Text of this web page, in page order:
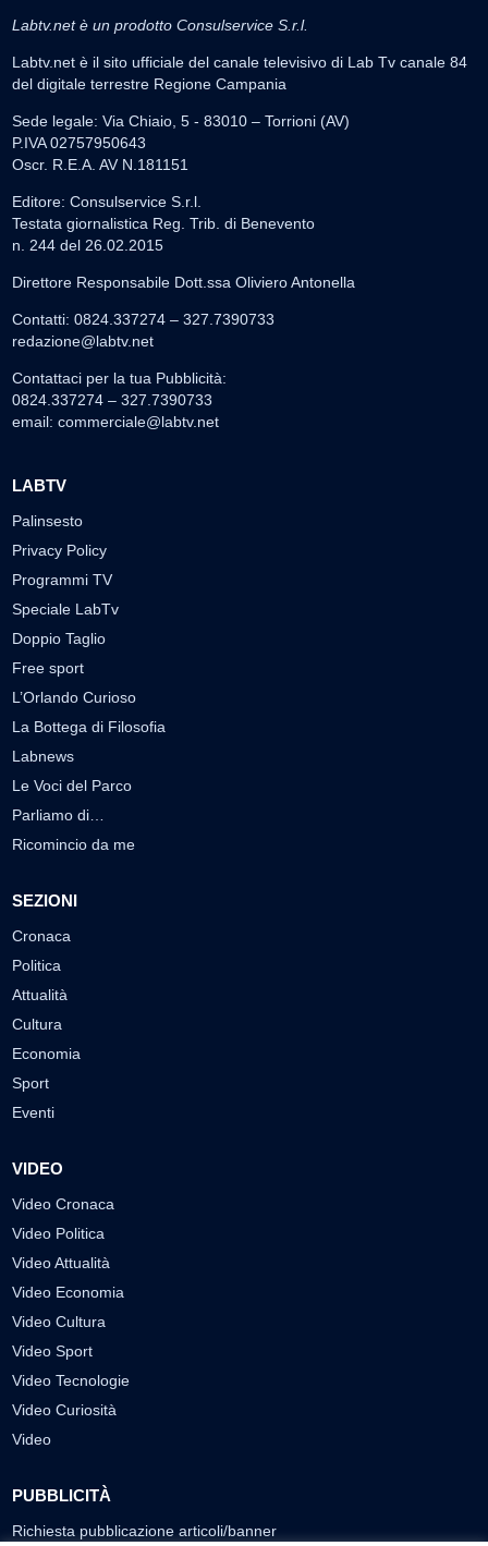
Labtv.net è un prodotto Consulservice S.r.l.
Labtv.net è il sito ufficiale del canale televisivo di Lab Tv canale 84
del digitale terrestre Regione Campania
Sede legale: Via Chiaio, 5 - 83010 – Torrioni (AV)
P.IVA 02757950643
Oscr. R.E.A. AV N.181151
Editore: Consulservice S.r.l.
Testata giornalistica Reg. Trib. di Benevento
n. 244 del 26.02.2015
Direttore Responsabile Dott.ssa Oliviero Antonella
Contatti: 0824.337274 – 327.7390733
redazione@labtv.net
Contattaci per la tua Pubblicità:
0824.337274 – 327.7390733
email: commerciale@labtv.net
LABTV
Palinsesto
Privacy Policy
Programmi TV
Speciale LabTv
Doppio Taglio
Free sport
L’Orlando Curioso
La Bottega di Filosofia
Labnews
Le Voci del Parco
Parliamo di…
Ricomincio da me
SEZIONI
Cronaca
Politica
Attualità
Cultura
Economia
Sport
Eventi
VIDEO
Video Cronaca
Video Politica
Video Attualità
Video Economia
Video Cultura
Video Sport
Video Tecnologie
Video Curiosità
Video
PUBBLICITÀ
Richiesta pubblicazione articoli/banner